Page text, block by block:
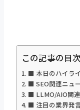
この記事の目次
■ 本日のハイラ
■ SEO関連ニュ
■ LLMO/AIO関
■ 注目の業界発